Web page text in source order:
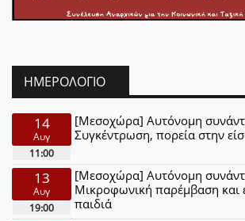
ΗΜΕΡΟΛΌΓΙΟ
14
Αυγ
11:00
[Μεσοχώρα] Αυτόνομη
Συγκέντρωση, πορεία στην
13
Αυγ
19:00
[Μεσοχώρα] Αυτόνομη
Μικροφωνική παρέμβαση και
παιδιά